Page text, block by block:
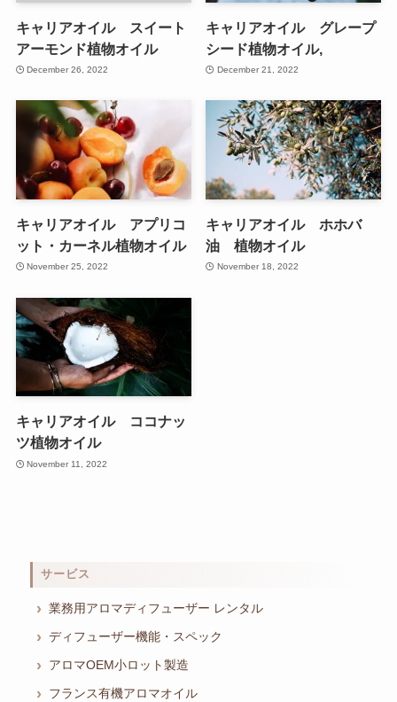
キャリアオイル スイート
アーモンド植物オイル
December 26, 2022
キャリアオイル グレープ
シード植物オイル,
December 21, 2022
キャリアオイル アプリコ
ット・カーネル植物オイル
November 25, 2022
キャリアオイル ホホバ
油 植物オイル
November 18, 2022
キャリアオイル ココナッ
ツ植物オイル
November 11, 2022
サービス
業務用アロマディフューザー レンタル
ディフューザー機能・スペック
アロマOEM小ロット製造
フランス有機アロマオイル